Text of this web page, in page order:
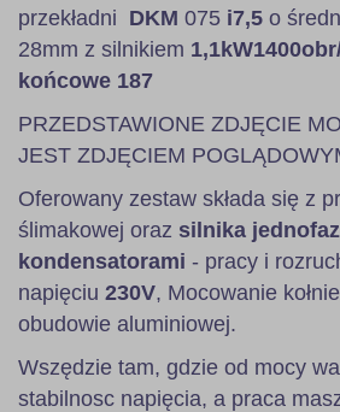
przekładni DKM 075 i7,5 o
28mm z silnikiem 1,1kW
końcowe 187
PRZEDSTAWIONE ZDJĘCIE
JEST ZDJĘCIEM
Oferowany zestaw składa się z
ślimakowej oraz silnika
kondensatorami - pracy i
napięciu 230V, Mocowanie
obudowie aluminiowej.
Wszędzie tam, gdzie od mocy
stabilnosc napięcia, a praca